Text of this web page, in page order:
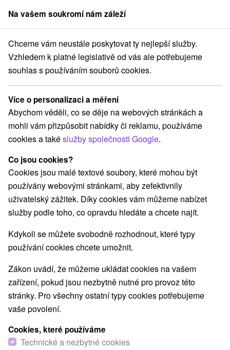
člen skupinySorger
Žilinský kraj Oščadnica Chata pod Grúňom Oščadnica
Chata pod Grúňom Oščadnica
Oščadnica
REZERVACE A VÝBĚR POBYTU
Kontaktujte přímo ubytovatele.
Navigovat do místa
O ZAŘÍZENÍ VYBAVENÍ
Na vašem soukromí nám záleží
Chceme vám neustále poskytovat ty nejlepší služby.
Vzhledem k platné legislativě od vás ale potřebujeme
souhlas s používáním souborů cookies.
Více o personalizaci a měření
Abychom věděli, co se děje na webových stránkách a
mohli vám přizpůsobit nabídky či reklamu, používáme
cookies a takéslužby společnosti Google.
Co jsou cookies?
Cookies jsou malé textové soubory, které mohou být
používány webovými stránkami, aby zefektivnily
uživatelský zážitek. Díky cookies vám můžeme nabízet
služby podle toho, co opravdu hledáte a chcete najít.
Kdykoli se můžete svobodně rozhodnout, které typy
používání cookies chcete umožnit.
Zákon uvádí, že můžeme ukládat cookies na vašem
zařízení, pokud jsou nezbytně nutné pro provoz této
stránky. Pro všechny ostatní typy cookies potřebujeme
vaše povolení.
Cookies, které používáme
Technické a nezbytné cookies